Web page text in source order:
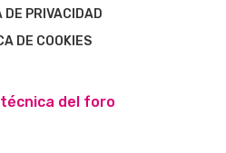
DE PRIVACIDAD
DE COOKIES
del foro